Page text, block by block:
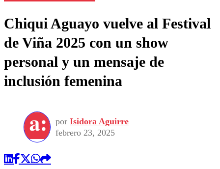
Chiqui Aguayo vuelve al Festival
de Viña 2025 con un show
personal y un mensaje de
inclusión femenina
por Isidora Aguirre
febrero 23, 2025